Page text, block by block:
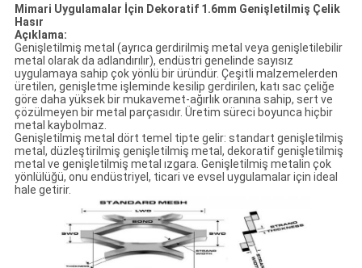
Mimari Uygulamalar İçin Dekoratif 1.6mm Genişletilmiş Çelik
Hasır
Açıklama:
Genişletilmiş metal (ayrıca gerdirilmiş metal veya genişletilebilir
metal olarak da adlandırılır), endüstri genelinde sayısız
uygulamaya sahip çok yönlü bir üründür. Çeşitli malzemelerden
üretilen, genişletme işleminde kesilip gerdirilen, katı sac çeliğe
göre daha yüksek bir mukavemet-ağırlık oranına sahip, sert ve
çözülmeyen bir metal parçasıdır. Üretim süreci boyunca hiçbir
metal kaybolmaz.
Genişletilmiş metal dört temel tipte gelir: standart genişletilmiş
metal, düzleştirilmiş genişletilmiş metal, dekoratif genişletilmiş
metal ve genişletilmiş metal ızgara. Genişletilmiş metalin çok
yönlülüğü, onu endüstriyel, ticari ve evsel uygulamalar için ideal
hale getirir.